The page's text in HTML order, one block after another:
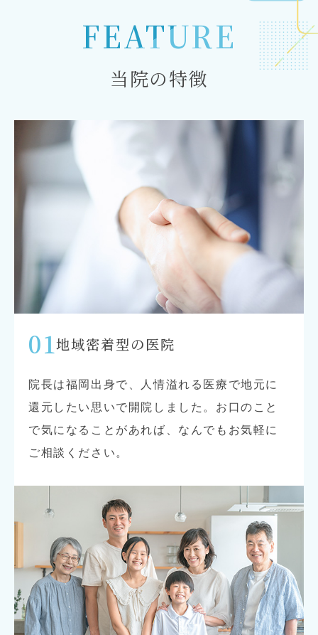
FEATURE
当院の特徴
01地域密着型の医院
院長は福岡出身で、人情溢れる医療で地元に
還元したい思いで開院しました。お口のこと
で気になることがあれば、なんでもお気軽に
ご相談ください。